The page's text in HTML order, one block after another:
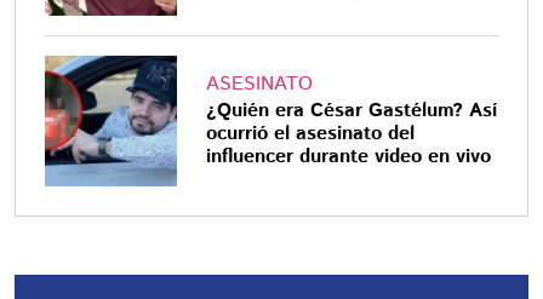
ASESINATO
¿Quién era César Gastélum? Así
ocurrió el asesinato del
influencer durante video en vivo